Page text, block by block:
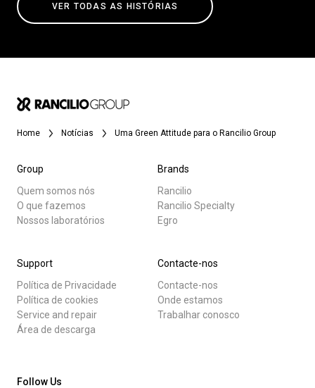
VER TODAS AS HISTÓRIAS
Home Notícias Uma Green Attitude para o Rancilio Group
Group
Quem somos nós
O que fazemos
Nossos laboratórios
Brands
Rancilio
Rancilio Specialty
Egro
Support
Política de Privacidade
Política de cookies
Service and repair
Área de descarga
Contacte-nos
Contacte-nos
Onde estamos
Trabalhar conosco
Follow Us